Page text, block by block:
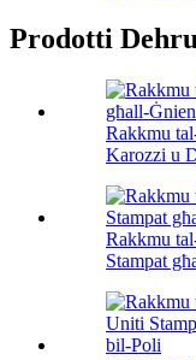
Prodotti
Rakkmu
Karozzi u
Rakkmu
Stampat